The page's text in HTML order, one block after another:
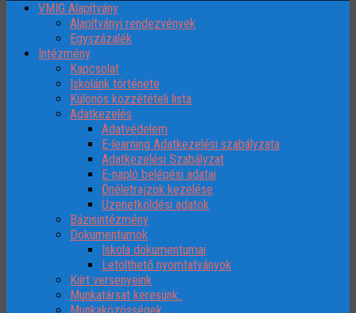
VMIG Alapítvány
Alapítványi rendezvények
Egyszázalék
Intézmény
Kapcsolat
Iskolánk története
Különös közzétételi lista
Adatkezelés
Adatvédelem
E-learning Adatkezelési szabályzata
Adatkezelési Szabályzat
E-napló belépési adatai
Önéletrajzok kezelése
Üzenetköldési adatok
Bázisintézmény
Dokumentumok
Iskola dokumentumai
Letölthető nyomtatványok
Kiírt versenyeink
Munkatársat keresünk..